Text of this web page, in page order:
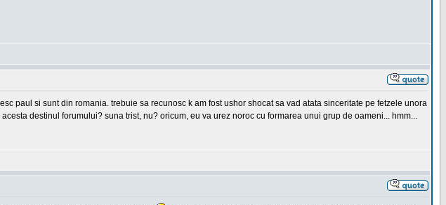
paul si sunt din romania. trebuie sa recunosc k am fost ushor shocat sa vad atata sinceritate pe fetzele unora
destinul forumului? suna trist, nu? oricum, eu va urez noroc cu formarea unui grup de oameni... hmm...